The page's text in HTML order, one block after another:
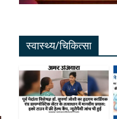
स्वास्थ्य/चिकित्सा